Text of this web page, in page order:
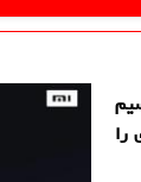
آمپری را